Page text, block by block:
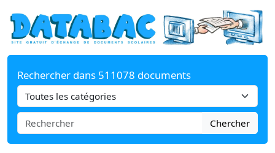
Rechercher dans 511078 documents
Chercher